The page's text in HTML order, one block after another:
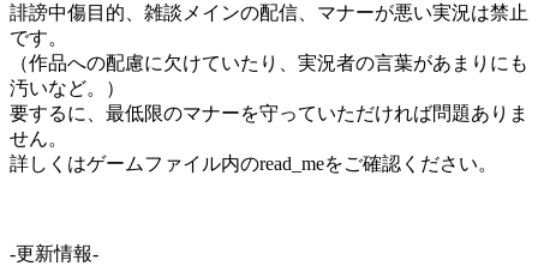
誹謗中傷目的、雑談メインの配信、マナーが悪い実況は禁止
です。
（作品への配慮に欠けていたり、実況者の言葉があまりにも
汚いなど。）
要するに、最低限のマナーを守っていただければ問題ありま
せん。
詳しくはゲームファイル内のread_meをご確認ください。
-更新情報-